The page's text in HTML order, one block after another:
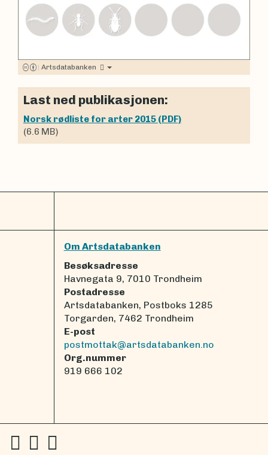
| Artsdatabanken
Last ned publikasjonen:
Norsk rødliste for arter 2015 (PDF)
(6.6 MB)
Om Artsdatabanken
Besøksadresse
Havnegata 9, 7010 Trondheim
Postadresse
Artsdatabanken, Postboks 1285
Torgarden, 7462 Trondheim
E-post
postmottak@artsdatabanken.no
Org.nummer
919 666 102